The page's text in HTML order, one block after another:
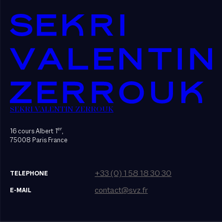
SEKRI VALENTIN ZERROUK
16 cours Albert 1er,
75008 Paris France
TELEPHONE +33 (0) 1 58 18 30 30
E-MAIL contact@svz.fr